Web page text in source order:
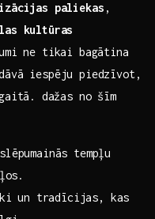
paliekas , ‍
kultūras
ne tikai ‍bagātina
iespēju ​piedzīvot,
dažas no šīm‍
tempļu
⁤un ​tradīcijas, kas